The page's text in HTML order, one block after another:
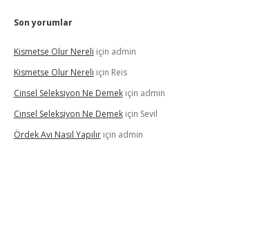
Son yorumlar
Kismetse Olur Nereli için admin
Kismetse Olur Nereli için Reis
Cinsel Seleksiyon Ne Demekiçin admin
Cinsel Seleksiyon Ne Demekiçin Sevil
Ördek Avı Nasıl Yapılıriçin admin